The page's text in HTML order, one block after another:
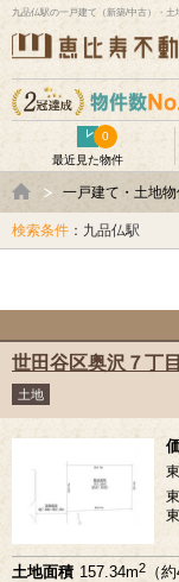
九品仏駅の一戸建て（新築/中古）・土
最近見た物件
0
一戸建て・土地
検索条件 ：九品仏駅
世田谷区奥沢７丁
土地
土地面積 157.34m2
（